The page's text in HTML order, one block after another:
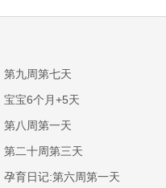
第九周第七天
宝宝6个月+5天
第八周第一天
第二十周第三天
孕育日记:第六周第一天